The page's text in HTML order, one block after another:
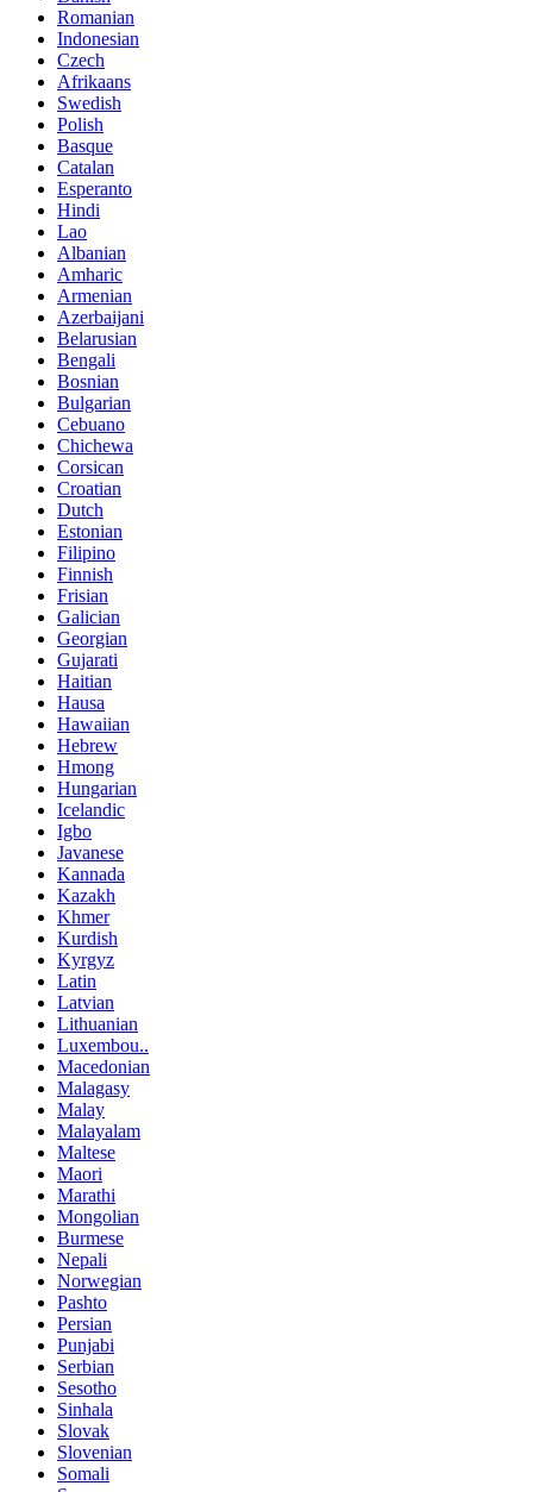
Romanian
Indonesian
Czech
Afrikaans
Swedish
Polish
Basque
Catalan
Esperanto
Hindi
Lao
Albanian
Amharic
Armenian
Azerbaijani
Belarusian
Bengali
Bosnian
Bulgarian
Cebuano
Chichewa
Corsican
Croatian
Dutch
Estonian
Filipino
Finnish
Frisian
Galician
Georgian
Gujarati
Haitian
Hausa
Hawaiian
Hebrew
Hmong
Hungarian
Icelandic
Igbo
Javanese
Kannada
Kazakh
Khmer
Kurdish
Kyrgyz
Latin
Latvian
Lithuanian
Luxembou..
Macedonian
Malagasy
Malay
Malayalam
Maltese
Maori
Marathi
Mongolian
Burmese
Nepali
Norwegian
Pashto
Persian
Punjabi
Serbian
Sesotho
Sinhala
Slovak
Slovenian
Somali